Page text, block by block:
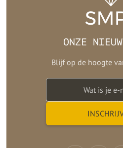
ONZE
Blijf op de hoogte